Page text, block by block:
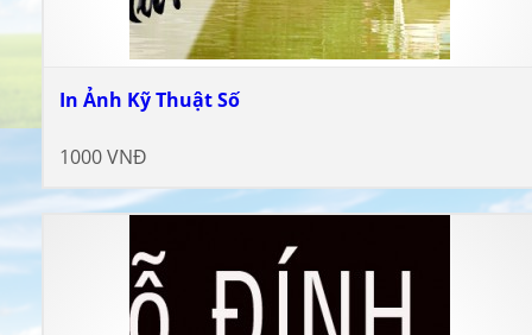
In Ảnh Kỹ Thuật Số
1000 VNĐ